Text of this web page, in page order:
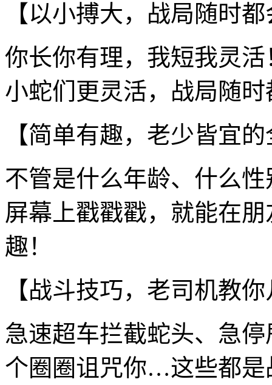
【以小搏大，战局随时
你长你有理，我短我灵
小蛇们更灵活，战局随
【简单有趣，老少皆宜
不管是什么年龄、什么
屏幕上戳戳戳，就能在
趣！
【战斗技巧，老司机教
急速超车拦截蛇头、急
个圈圈诅咒你…这些都是